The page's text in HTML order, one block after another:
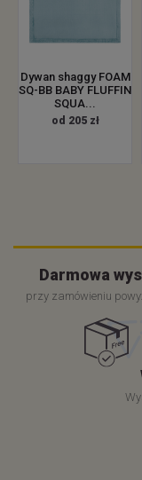
Dywan shaggy FOAM
SQ-BB BABY FLUFFIN
SQUA...
od 205 zł
Darmowa
przy zamówieniu